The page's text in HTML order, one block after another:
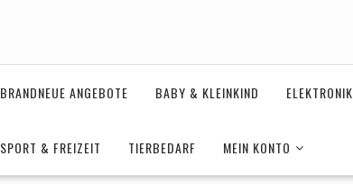
BRANDNEUE ANGEBOTE BABY & KLEINKIND ELEKTRONIK
SPORT & FREIZEIT TIERBEDARF MEIN KONTO